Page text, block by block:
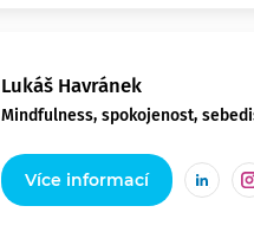
Lukáš Havránek
Mindfulness, spokojenost,
Více informací